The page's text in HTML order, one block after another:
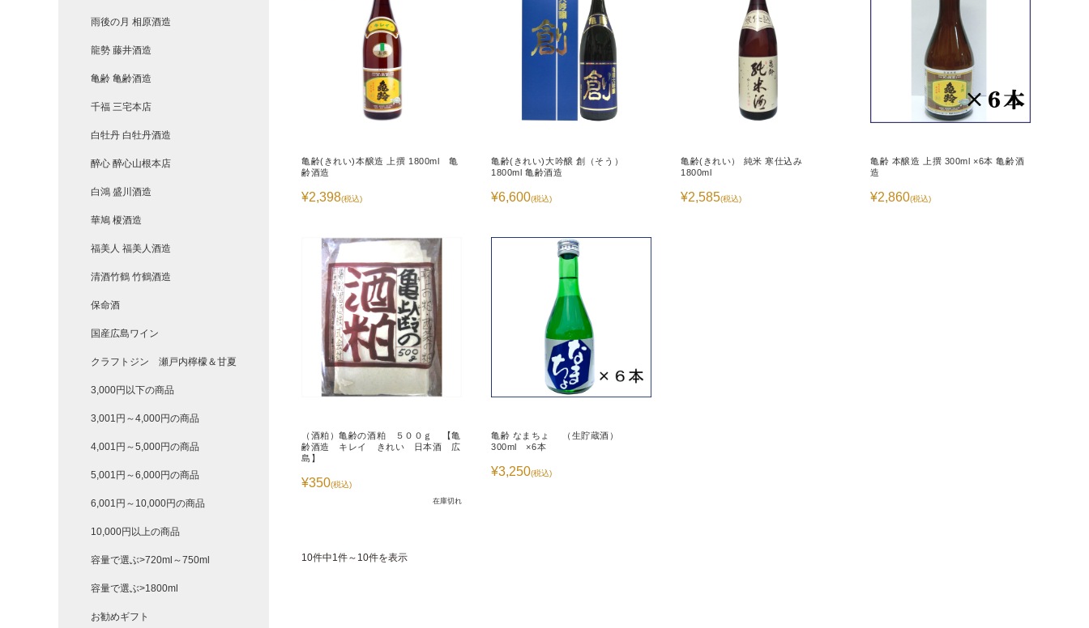
亀齢(きれい)本醸造 上撰 1800ml 亀
齢酒造
¥2,398(税込)
亀齢(きれい)大吟醸 創（そう）
1800ml 亀齢酒造
¥6,600(税込)
亀齢(きれい） 純米 寒仕込み
1800ml
¥2,585(税込)
亀齢 本醸造 上撰 300ml ×6本 亀齢酒
造
¥2,860(税込)
（酒粕）亀齢の酒粕 ５００ｇ 【亀
齢酒造 キレイ きれい 日本酒 広
島】
¥350(税込)
在庫切れ
亀齢 なまちょ （生貯蔵酒）
300ml ×6本
¥3,250(税込)
10件中1件～10件を表示
雨後の月 相原酒造
龍勢 藤井酒造
亀齢 亀齢酒造
千福 三宅本店
白牡丹 白牡丹酒造
醉心 醉心山根本店
白鴻 盛川酒造
華鳩 榎酒造
福美人 福美人酒造
清酒竹鶴 竹鶴酒造
保命酒
国産広島ワイン
クラフトジン 瀬戸内檸檬＆甘夏
3,000円以下の商品
3,001円～4,000円の商品
4,001円～5,000円の商品
5,001円～6,000円の商品
6,001円～10,000円の商品
10,000円以上の商品
容量で選ぶ>720ml～750ml
容量で選ぶ>1800ml
お勧めギフト